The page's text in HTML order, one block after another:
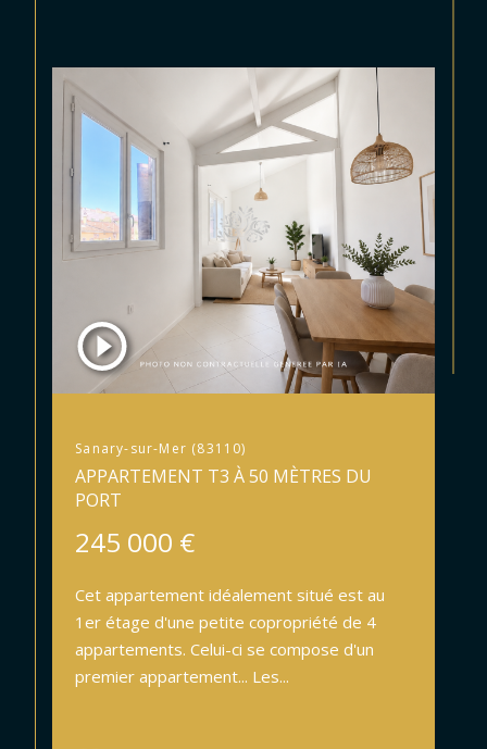
Sanary-sur-Mer (83110)
APPARTEMENT T3 À 50 MÈTRES DU
PORT
245 000 €
Cet appartement idéalement situé est au
1er étage d'une petite copropriété de 4
appartements. Celui-ci se compose d'un
premier appartement... Les...